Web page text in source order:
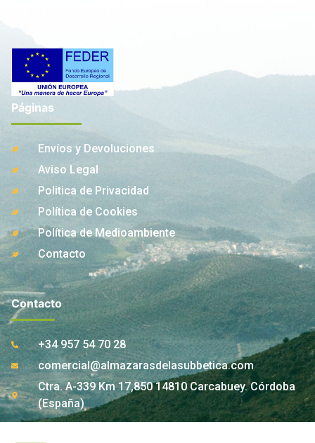
Páginas
Envíos y Devoluciones
Aviso Legal
Politica de Privacidad
Política de Cookies
Política de Medioambiente
Contacto
Contacto
+34 957 54 70 28
comercial@almazarasdelasubbetica.com
Ctra. A-339 Km 17,850 14810 Carcabuey. Córdoba
(España)